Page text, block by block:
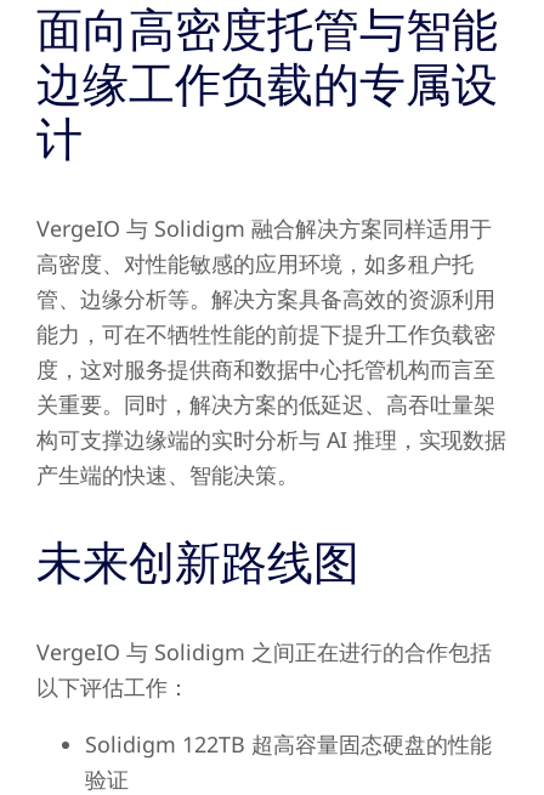
面向高密度托管与智能
边缘工作负载的专属设
计
VergeIO 与 Solidigm 融合解决方案同样适用于
高密度、对性能敏感的应用环境，如多租户托
管、边缘分析等。解决方案具备高效的资源利用
能力，可在不牺牲性能的前提下提升工作负载密
度，这对服务提供商和数据中心托管机构而言至
关重要。同时，解决方案的低延迟、高吞吐量架
构可支撑边缘端的实时分析与 AI 推理，实现数据
产生端的快速、智能决策。
未来创新路线图
VergeIO 与 Solidigm 之间正在进行的合作包括
以下评估工作：
Solidigm 122TB 超高容量固态硬盘的性能
验证